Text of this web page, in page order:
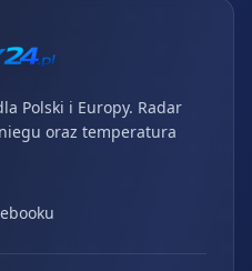
Polski i Europy. Radar
oraz temperatura